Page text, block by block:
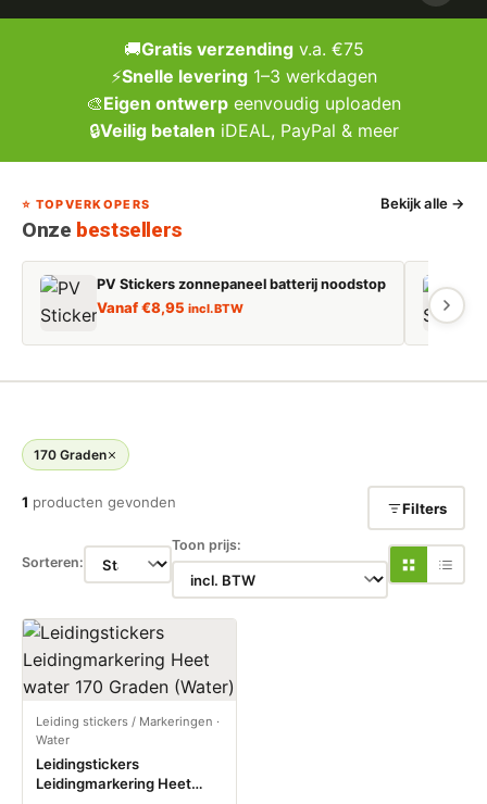
🚚Gratis verzendingv.a. €75
⚡Snelle levering1–3 werkdagen
🎨Eigen ontwerp eenvoudig uploaden
🔒Veilig betalen iDEAL, PayPal & meer
⭐ TOPVERKOPERS
Onze bestsellers
Bekijk alle →
PV Stickers zonnepaneel batterij noodstop
Vanaf€8,95 incl. BTW
170 Graden
1 producten gevonden Filters
Sorteren:
Toon prijs:
Leiding stickers / Markeringen ·
Water
Leidingstickers
Leidingmarkering Heet